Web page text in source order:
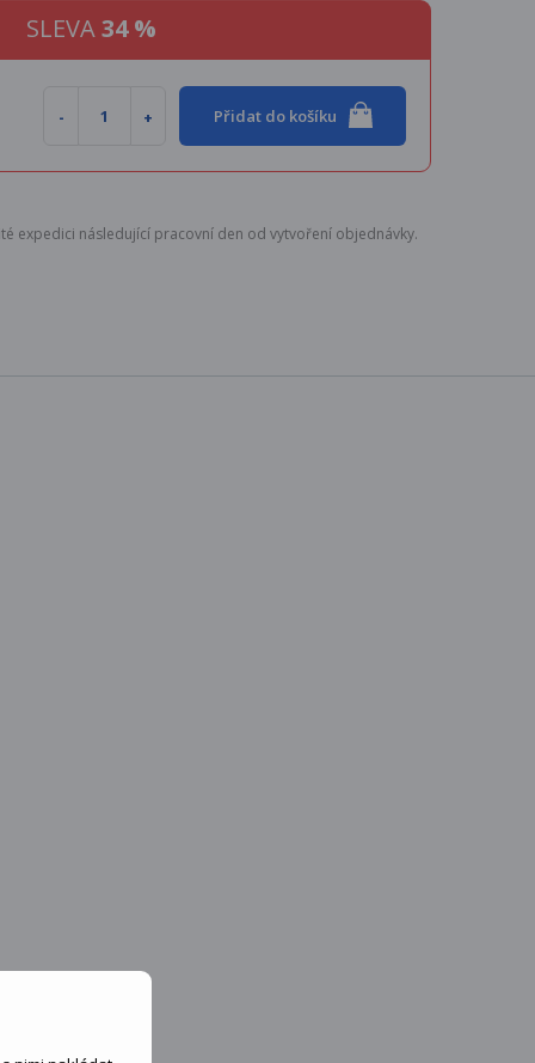
SLEVA34 %
Přidat do košíku
expedici následující pracovní den od vytvoření objednávky.